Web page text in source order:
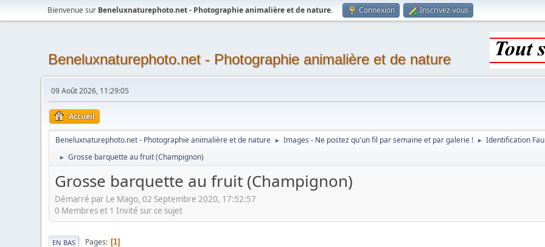
Bienvenue sur Beneluxnaturephoto.net - Photographie animalière et de nature. Connexion Inscrivez-vous
Beneluxnaturephoto.net - Photographie animalière et de nature
09 Août 2026, 11:29:05
Accueil
Beneluxnaturephoto.net - Photographie animalière et de nature ► Images - Ne postez qu'un fil par semaine et par galerie ! ► Identification
► Grosse barquette au fruit (Champignon)
Grosse barquette au fruit (Champignon)
Démarré par Le Mago, 02 Septembre 2020, 17:52:57
0 Membres et 1 Invité sur ce sujet
EN BAS Pages 1